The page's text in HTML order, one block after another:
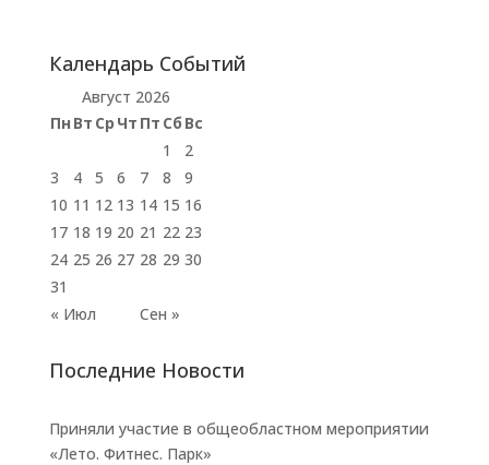
Календарь Событий
Август 2026
Пн Вт Ср Чт Пт Сб Вс
« Июл Сен »
1
2
3
4 5 6 7 8
9
10 11 12 13 14 15 16
17 18 19 20 21 22 23
24 25 26 27 28 29 30
31
Последние Новости
Приняли участие в общеобластном мероприятии
«Лето. Фитнес. Парк»